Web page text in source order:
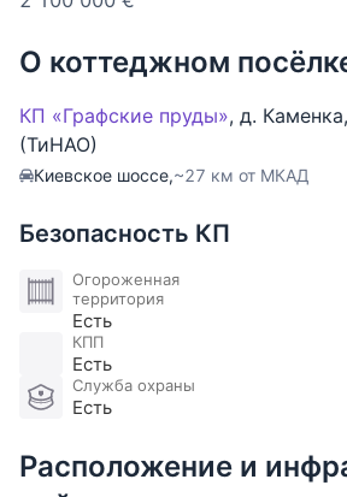
ровный, со своим выходом к
рекреационной зоне поселка,
ограждение.
Центральные коммуникации:
электроснабжение: - 100 кВт;
м.куб./час; водоснабжение: - 2
бытовая канализация: - 2 м.куб./
2 м.куб./сутки.
Коттеджный поселок премиум-
пруды»
расположен в центре Новой
многоуровневая охрана, два КПП,
видеонаблюдение,
О коттеджном
КП «Графские пруды», д. Каменка,
(ТиНАО)
Киевское шоссе,~27 км от МКАД
Безопасность КП
Огороженная
территория
Есть
КПП
Есть
Служба охраны
Есть
Расположение и